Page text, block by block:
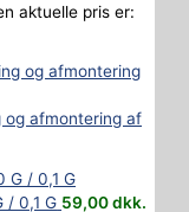
aktuelle pris er:
afmontering af
/ 0,1 G 59,00dkk.